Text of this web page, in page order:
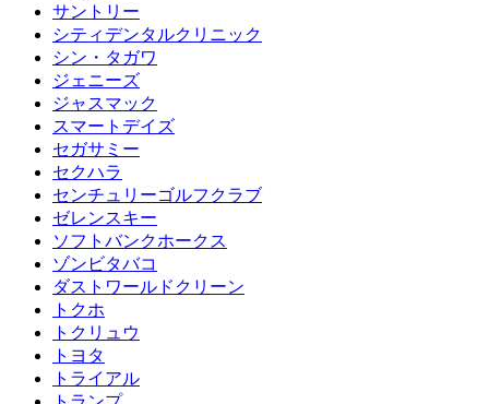
サントリー
シティデンタルクリニック
シン・タガワ
ジェニーズ
ジャスマック
スマートデイズ
セガサミー
セクハラ
センチュリーゴルフクラブ
ゼレンスキー
ソフトバンクホークス
ゾンビタバコ
ダストワールドクリーン
トクホ
トクリュウ
トヨタ
トライアル